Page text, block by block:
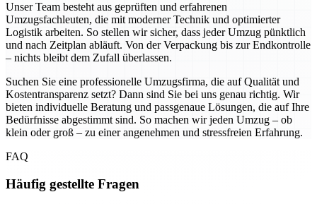
Unser Team besteht aus geprüften und erfahrenen
Umzugsfachleuten, die mit moderner Technik und optimierter
Logistik arbeiten. So stellen wir sicher, dass jeder Umzug pünktlich
und nach Zeitplan abläuft. Von der Verpackung bis zur Endkontrolle
– nichts bleibt dem Zufall überlassen.
Suchen Sie eine professionelle Umzugsfirma, die auf Qualität und
Kostentransparenz setzt? Dann sind Sie bei uns genau richtig. Wir
bieten individuelle Beratung und passgenaue Lösungen, die auf Ihre
Bedürfnisse abgestimmt sind. So machen wir jeden Umzug – ob
klein oder groß – zu einer angenehmen und stressfreien Erfahrung.
FAQ
Häufig gestellte Fragen